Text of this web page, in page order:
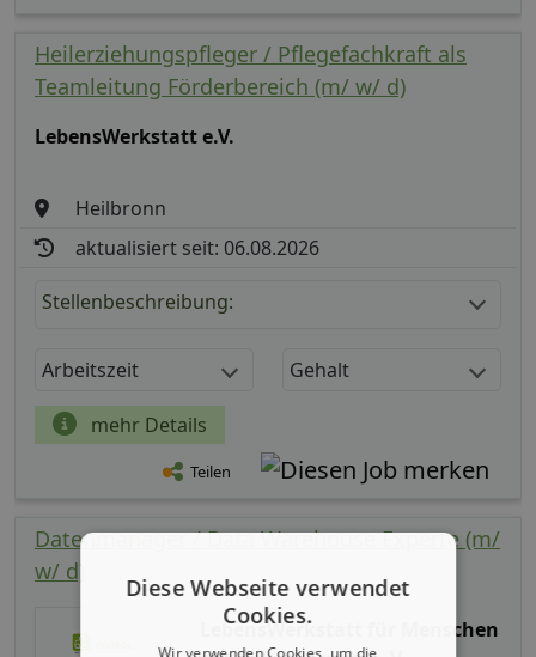
Heilerziehungspfleger / Pflegefachkraft als
Teamleitung Förderbereich (m/ w/ d)
LebensWerkstatt e.V.
Heilbronn
aktualisiert seit: 06.08.2026
Stellenbeschreibung:
Arbeitszeit Gehalt
mehr Details
Teilen
Datenmanager / Data Warehouse Experte (m/
w/ d)
LebensWerkstatt für Menschen
Diese Webseite verwendet
Cookies.
Wir verwenden Cookies, um die